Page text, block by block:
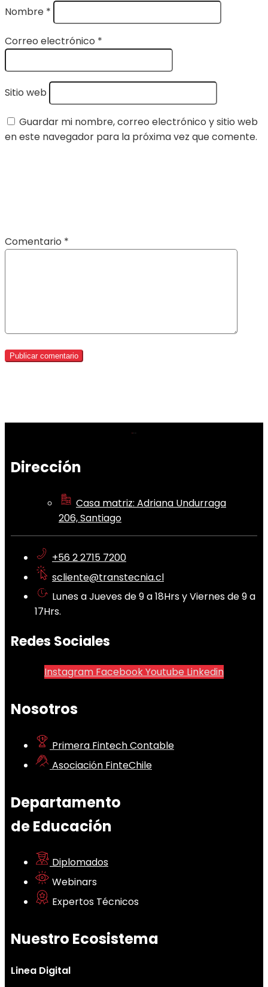
Nombre *
Correo electrónico *
Sitio web
Guardar mi nombre, correo electrónico y sitio web
en este navegador para la próxima vez que comente.
Comentario *
Dirección
Casa matriz: Adriana Undurraga
206, Santiago
+56 2 2715 7200
scliente@transtecnia.cl
Lunes a Jueves de 9 a 18Hrs y Viernes de 9 a
17Hrs.
Redes Sociales
Instagram FacebookYoutube Linkedin
Nosotros
Primera Fintech Contable
Asociación FinteChile
Departamento
de Educación
Diplomados
Webinars
Expertos Técnicos
Nuestro Ecosistema
Linea Digital